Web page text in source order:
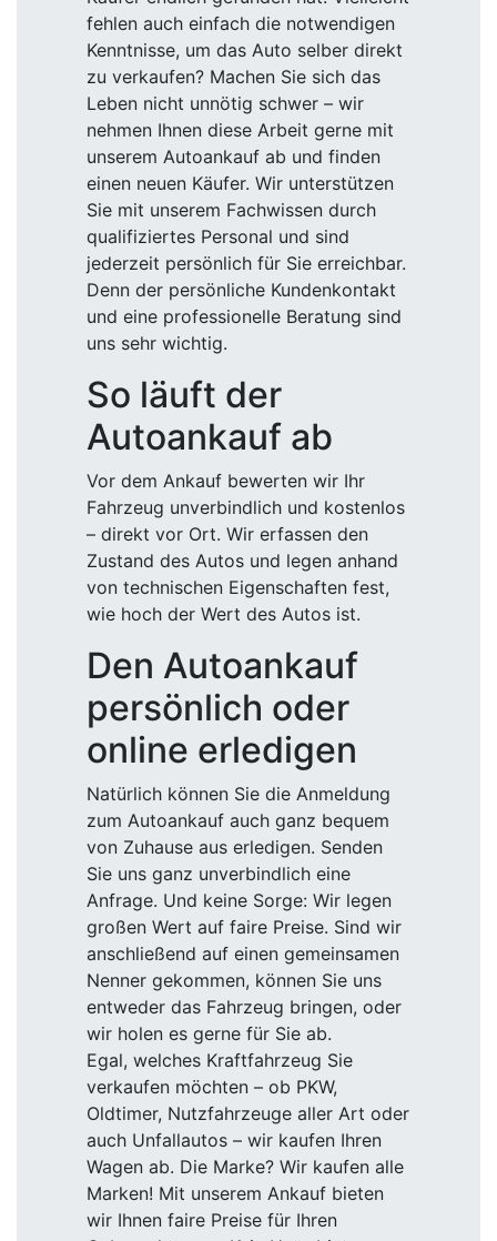
fehlen auch einfach die notwendigen
Kenntnisse, um das Auto selber direkt
zu verkaufen? Machen Sie sich das
Leben nicht unnötig schwer – wir
nehmen Ihnen diese Arbeit gerne mit
unserem Autoankauf ab und finden
einen neuen Käufer. Wir unterstützen
Sie mit unserem Fachwissen durch
qualifiziertes Personal und sind
jederzeit persönlich für Sie erreichbar.
Denn der persönliche Kundenkontakt
und eine professionelle Beratung sind
uns sehr wichtig.
So läuft der
Autoankauf ab
Vor dem Ankauf bewerten wir Ihr
Fahrzeug unverbindlich und kostenlos
– direkt vor Ort. Wir erfassen den
Zustand des Autos und legen anhand
von technischen Eigenschaften fest,
wie hoch der Wert des Autos ist.
Den Autoankauf
persönlich oder
online erledigen
Natürlich können Sie die Anmeldung
zum Autoankauf auch ganz bequem
von Zuhause aus erledigen. Senden
Sie uns ganz unverbindlich eine
Anfrage. Und keine Sorge: Wir legen
großen Wert auf faire Preise. Sind wir
anschließend auf einen gemeinsamen
Nenner gekommen, können Sie uns
entweder das Fahrzeug bringen, oder
wir holen es gerne für Sie ab.
Egal, welches Kraftfahrzeug Sie
verkaufen möchten – ob PKW,
Oldtimer, Nutzfahrzeuge aller Art oder
auch Unfallautos – wir kaufen Ihren
Wagen ab. Die Marke? Wir kaufen alle
Marken! Mit unserem Ankauf bieten
wir Ihnen faire Preise für Ihren